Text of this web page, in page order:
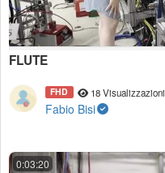
FLUTE
FHD 18 Visualizzazioni
Fabio Bisi
0:03:20